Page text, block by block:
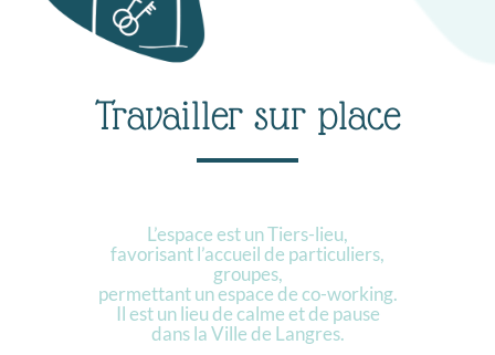
Travailler sur place
L’espace est un Tiers-lieu,
favorisant l’accueil de particuliers,
groupes,
permettant un espace de co-working.
Il est un lieu de calme et de pause
dans la Ville de Langres.